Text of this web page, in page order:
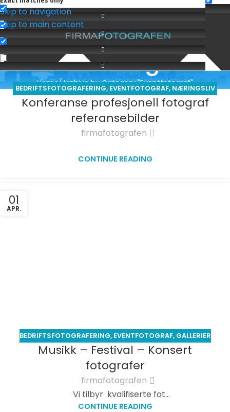
Skip to navigation
Skip to main content
Eventfotograf
Home Archive by Category "Eventfotograf"
BEDRIFTSFOTOGRAFERING, EVENTFOTOGRAF, NÆRINGSLIV
- KOMMERSIELL
Konferanse profesjonell fotograf
referansebilder
firmafotografen
CONTINUE READING
01
APR.
BEDRIFTSFOTOGRAFERING, EVENTFOTOGRAF, GALLERIER
Musikk – Festival – Konsert
fotografer
firmafotografen
Vi tilbyr kvalifiserte fot...
CONTINUE READING